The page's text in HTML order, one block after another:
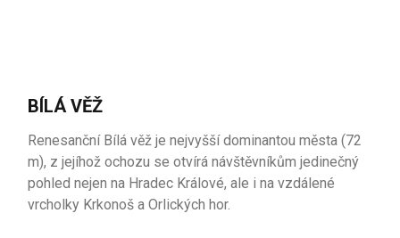
BÍLÁ VĚŽ
Renesanční Bílá věž je nejvyšší dominantou města (72
m), z jejíhož ochozu se otvírá návštěvníkům jedinečný
pohled nejen na Hradec Králové, ale i na vzdálené
vrcholky Krkonoš a Orlických hor.